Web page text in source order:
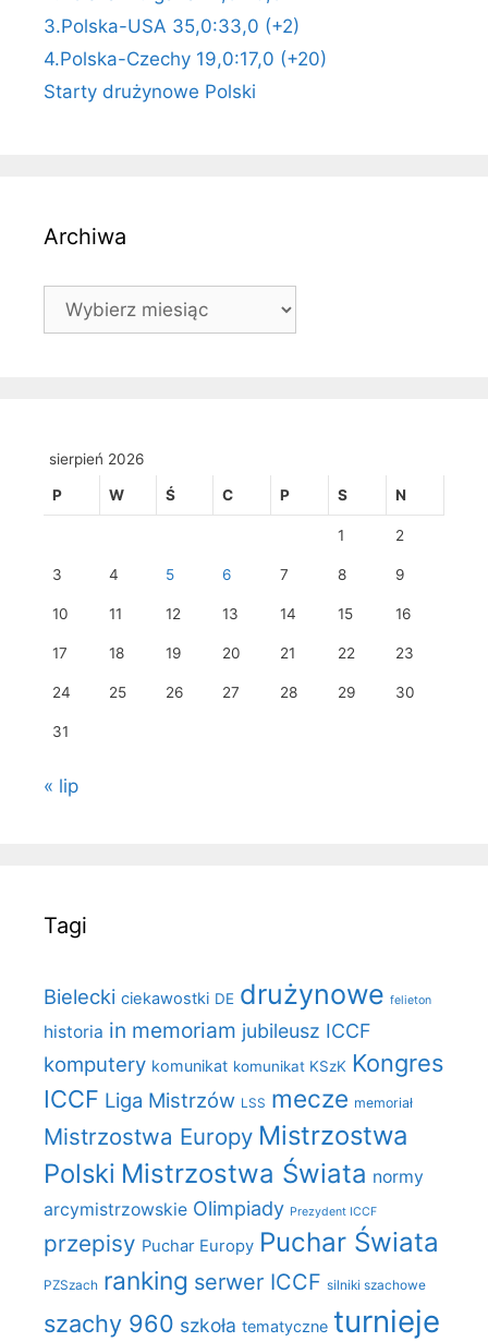
3.Polska-USA 35,0:33,0 (+2)
4.Polska-Czechy 19,0:17,0 (+20)
Starty drużynowe Polski
Archiwa
Archiwa
sierpień 2026
P W Ś C P S N
1 2
3 4 5 6 7 8 9
10 11 12 13 14 15 16
17 18 19 20 21 22 23
24 25 26 27 28 29 30
31
« lip
Tagi
Bielecki ciekawostki DE drużynowe felieton
historia in memoriam jubileusz ICCF
komputery komunikat komunikat KSzK Kongres
ICCF Liga Mistrzów LSS mecze memoriał
Mistrzostwa Europy Mistrzostwa
Polski Mistrzostwa Świata normy
arcymistrzowskie Olimpiady Prezydent ICCF
przepisy Puchar Europy Puchar Świata
PZSzach ranking serwer ICCF silniki szachowe
szachy 960 szkoła tematyczne turnieje